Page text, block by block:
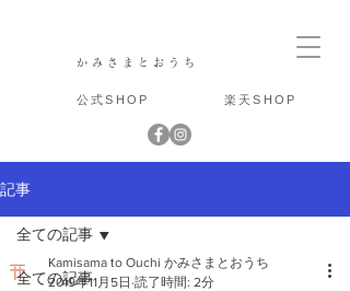
かみさまとおうち
公式SHOP 楽天SHOP
記事
全ての記事
全ての記事
Kamisama to Ouchi かみさまとおうち
2019年11月5日 読了時間: 2分